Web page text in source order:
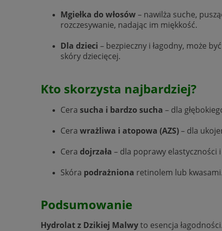
Mgiełka do włosów– nawilża suche,
rozczesywanie, nadając im miękkość.
Dla dzieci – bezpieczny i łagodny, może
skóry dziecięcej.
Kto skorzysta najbardziej?
Cera sucha i bardzo sucha – dla
Cera wrażliwa i atopowa (AZS)– dla
Cera dojrzała – dla poprawy elastyczności
Skóra podrażniona retinolem lub
Podsumowanie
Hydrolat z Dzikiej Malwyto esencja